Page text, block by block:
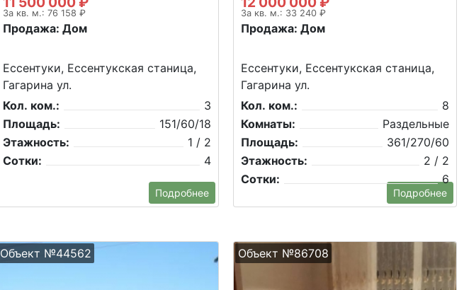
За кв. м.: 76 158 ₽
Продажа: Дом
Ессентуки, Ессентукская станица,
Гагарина ул.
Кол. ком.:
3
Площадь:
151/60/18
Этажность:
1 / 2
Сотки:
4
Подробнее
За кв. м.: 33 240 ₽
Продажа: Дом
Ессентуки, Ессентукская станица,
Гагарина ул.
Кол. ком.:
8
Комнаты:
Раздельные
Площадь:
361/270/60
Этажность:
2 / 2
Сотки:
6
Подробнее
Объект №44562 Объект №86708